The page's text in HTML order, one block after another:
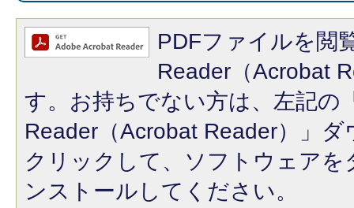
PDFファイルを閲
Reader（Acrobat
す。お持ちでない方は、左記の
Reader（Acrobat Reader）」
クリックして、ソフトウェア
ンストールしてください。